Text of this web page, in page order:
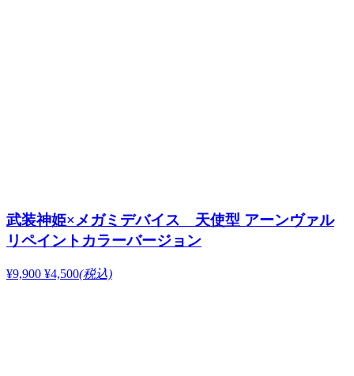
武装神姫×メガミデバイス 天使型 アーンヴァル
リペイントカラーバージョン
¥9,900 ¥4,500(税込)